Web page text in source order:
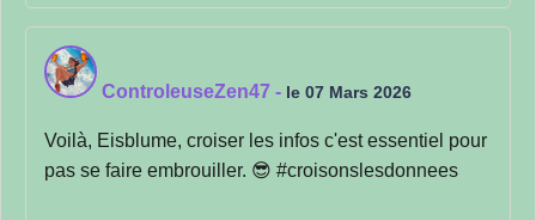
ControleuseZen47 - le 07 Mars 2026
Voilà, Eisblume, croiser les infos c'est essentiel pour
pas se faire embrouiller. 😎 #croisonslesdonnees